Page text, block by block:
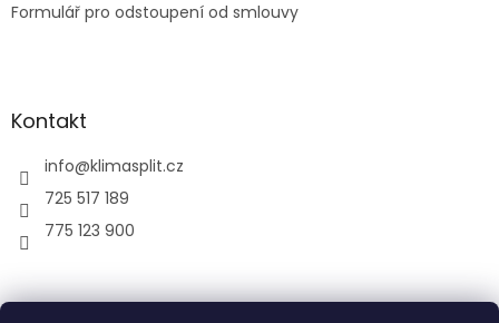
Formulář pro odstoupení od smlouvy
Kontakt
info@klimasplit.cz
725 517 189
775 123 900